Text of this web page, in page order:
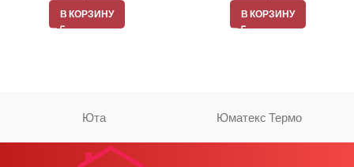
В КОРЗИНУ В КОРЗИНУ
Юта Юматекс Термо